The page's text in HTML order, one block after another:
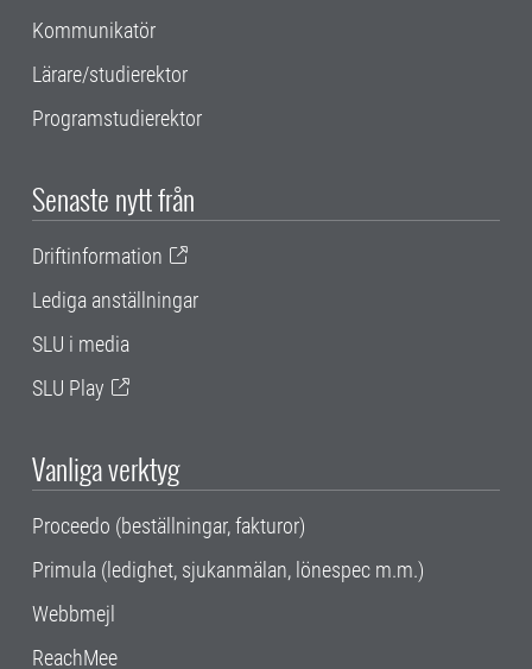
Kommunikatör
Lärare/studierektor
Programstudierektor
Senaste nytt från
Driftinformation
Lediga anställningar
SLU i media
SLU Play
Vanliga verktyg
Proceedo (beställningar, fakturor)
Primula (ledighet, sjukanmälan, lönespec m.m.)
Webbmejl
ReachMee